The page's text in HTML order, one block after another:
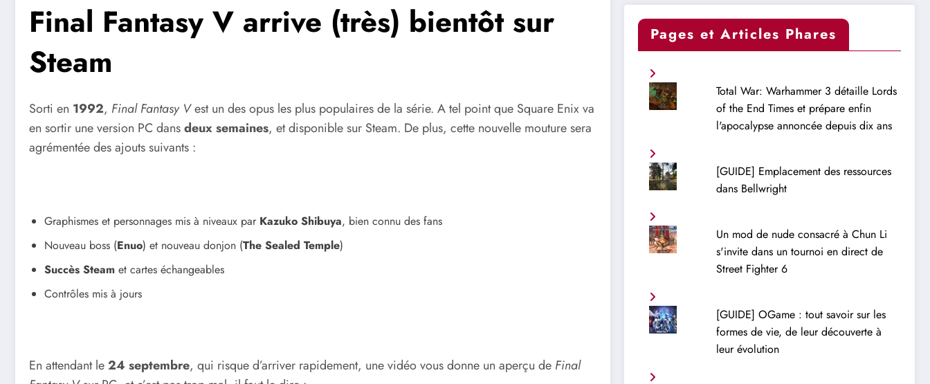
Final Fantasy V arrive (très) bientôt sur
Steam
Sorti en 1992, Final Fantasy Vest un des opus les plus populaires de la série. A tel point que Square Enix va
en sortir une version PC dansdeux semaines, et disponible sur Steam. De plus, cette nouvelle mouture sera
agrémentée des ajouts suivants :
Graphismes et personnages mis à niveaux par Kazuko Shibuya, bien connu des fans
Nouveau boss (Enuo) et nouveau donjon (The Sealed Temple)
Succès Steam et cartes échangeables
Contrôles mis à jours
En attendant le24 septembre, qui risque d’arriver rapidement, une vidéo vous donne un aperçu de Final
Pages et Articles Phares
Total War: Warhammer 3 détaille Lords
of the End Times et prépare enfin
l'apocalypse annoncée depuis dix ans
[GUIDE] Emplacement des ressources
dans Bellwright
Un mod de nude consacré à Chun Li
s'invite dans un tournoi en direct de
Street Fighter 6
[GUIDE] OGame : tout savoir sur les
formes de vie, de leur découverte à
leur évolution